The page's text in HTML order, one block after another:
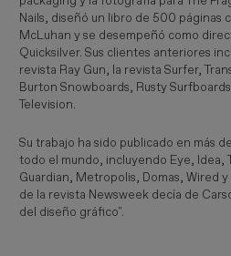
Nails, diseñó un libro de 500 páginas
McLuhan y se desempeñó como
Quicksilver. Sus clientes anteriores
revista Ray Gun, la revista Surfer,
Burton Snowboards, Rusty
Television.
Su trabajo ha sido publicado en más
todo el mundo, incluyendo Eye, Idea,
Guardian, Metropolis, Domas, Wired
de la revista Newsweek decía de
del diseño gráfico".